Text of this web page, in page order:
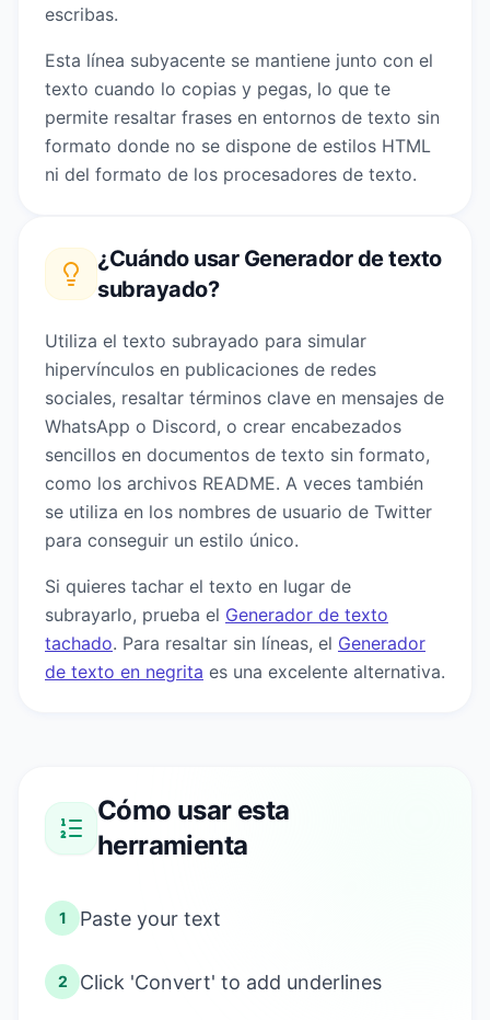
escribas.
Esta línea subyacente se mantiene junto con el
texto cuando lo copias y pegas, lo que te
permite resaltar frases en entornos de texto sin
formato donde no se dispone de estilos HTML
ni del formato de los procesadores de texto.
¿Cuándo usar Generador de texto
subrayado?
Utiliza el texto subrayado para simular
hipervínculos en publicaciones de redes
sociales, resaltar términos clave en mensajes de
WhatsApp o Discord, o crear encabezados
sencillos en documentos de texto sin formato,
como los archivos README. A veces también
se utiliza en los nombres de usuario de Twitter
para conseguir un estilo único.
Si quieres tachar el texto en lugar de
subrayarlo, prueba el Generador de texto
tachado. Para resaltar sin líneas, el Generador
de texto en negrita es una excelente alternativa.
Cómo usar esta
herramienta
1 Paste your text
2 Click 'Convert' to add underlines